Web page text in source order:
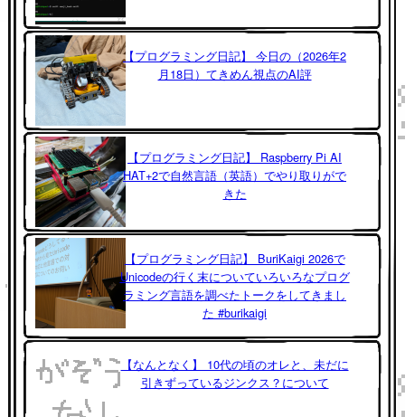
【プログラミング日記】 今日の（2026年2
月18日）てきめん視点のAI評
【プログラミング日記】 Raspberry Pi AI
HAT+2で自然言語（英語）でやり取りがで
きた
【プログラミング日記】 BuriKaigi 2026で
Unicodeの行く末についていろいろなプログ
ラミング言語を調べたトークをしてきまし
た #burikaigi
【なんとなく】 10代の頃のオレと、未だに
引きずっているジンクス？について